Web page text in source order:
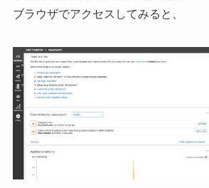
ブラウザでアクセスしてみると、